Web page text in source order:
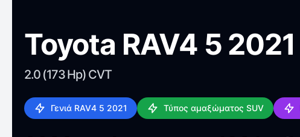
Toyota RAV4 5 2021
2.0 (173 Hp) CVT
Γενιά RAV4 5 2021 Τύπος αμαξώματος SUV